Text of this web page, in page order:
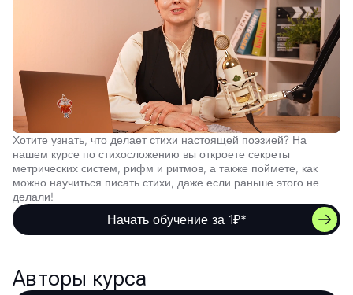
Хотите узнать, что делает стихи настоящей поэзией? На
нашем курсе по стихосложению вы откроете секреты
метрических систем, рифм и ритмов, а также поймете, как
можно научиться писать стихи, даже если раньше этого не
делали!
Начать обучение за 1₽*
Авторы курса